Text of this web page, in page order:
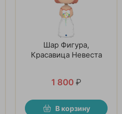
Шар Фигура,
Красавица Невеста
1 800 ₽
В корзину